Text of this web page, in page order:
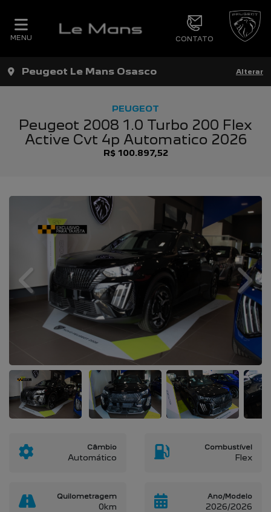
MENU CONTATO
Peugeot Le Mans Osasco Alterar
PEUGEOT
Peugeot 2008 1.0 Turbo 200 Flex
Active Cvt 4p Automatico 2026
R$ 100.897,52
Previous Next
Câmbio
Automático
Combustível
Flex
Quilometragem
0km
Ano/Modelo
2026/2026